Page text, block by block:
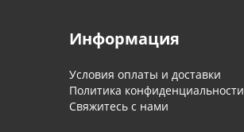
Информация
Условия оплаты и доставки
Политика конфиденциальности
Свяжитесь с нами